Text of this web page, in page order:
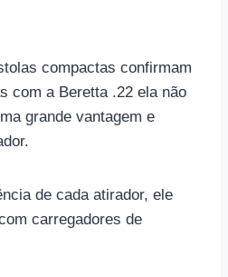
compactas confirmam
com a Beretta .22 ela não
grande vantagem e
de cada atirador, ele
carregadores de